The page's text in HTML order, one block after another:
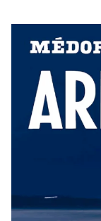
ARTS EN
Les
Le service
aux personnes
travaillé avant
parcours sous la